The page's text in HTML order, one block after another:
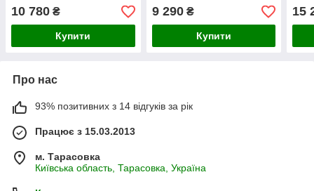
10 780 ₴
Купити
9 290₴
Купити
15
Про нас
93% позитивних з 14 відгуків за рік
Працює з 15.03.2013
м. Тарасовка
Київська область, Тарасовка, Україна